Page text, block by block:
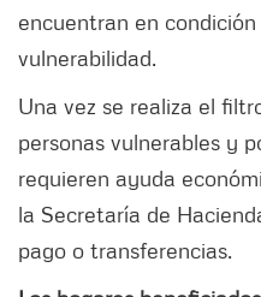
encuentran en
vulnerabilidad.
Una vez se realiza el
personas vulnerables y
requieren ayuda
la Secretaría de
pago o transferencias.